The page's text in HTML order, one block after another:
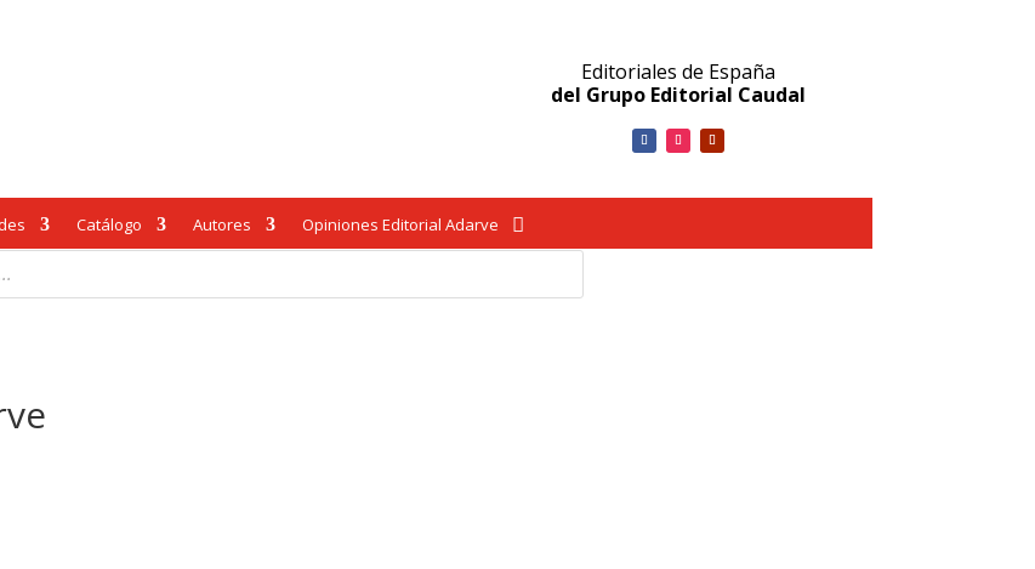
Editoriales de España
del Grupo Editorial Caudal
Catálogo Autores Opiniones Editorial Adarve